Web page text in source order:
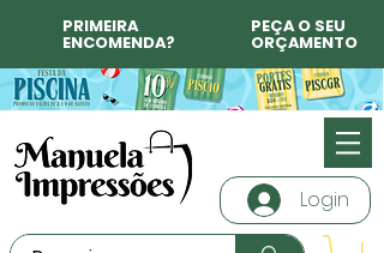
PRIMEIRA
ENCOMENDA?
PEÇA O SEU
ORÇAMENTO
Login